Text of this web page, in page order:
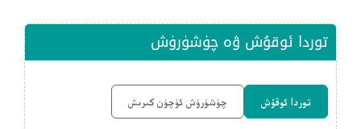
توردا ئوقۇش ۋە چۈشۈرۈش
توردا ئوقۇش چۈشۈرۈش ئۈچۈن كىرىش